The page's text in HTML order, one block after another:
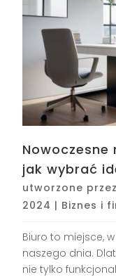
jak wybrać
utworzone przez
2024 | Biznes i
Biuro to miejsce,
naszego dnia.
nie tylko